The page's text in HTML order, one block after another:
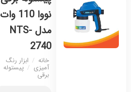
نووا 110 وات
مدل NTS-
2740
خانه / ابزار رنگ
آمیزی / پیستوله
برقی